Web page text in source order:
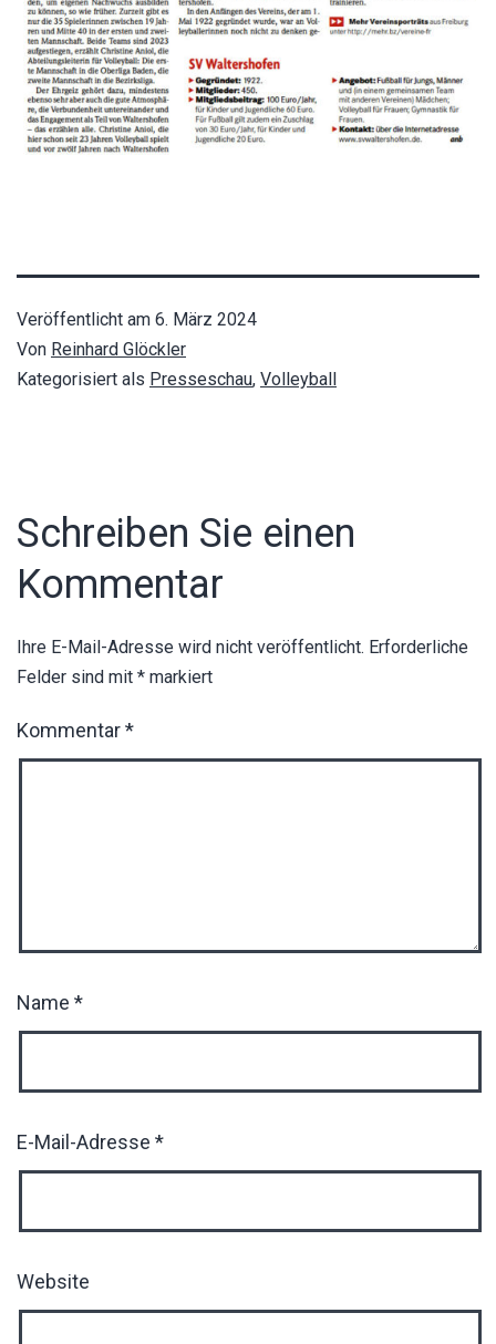
Veröffentlicht am 6. März 2024
Von Reinhard Glöckler
Kategorisiert als Presseschau, Volleyball
Schreiben Sie einen
Kommentar
Ihre E-Mail-Adresse wird nicht veröffentlicht. Erforderliche
Felder sind mit * markiert
Kommentar*
Name *
E-Mail-Adresse *
Website